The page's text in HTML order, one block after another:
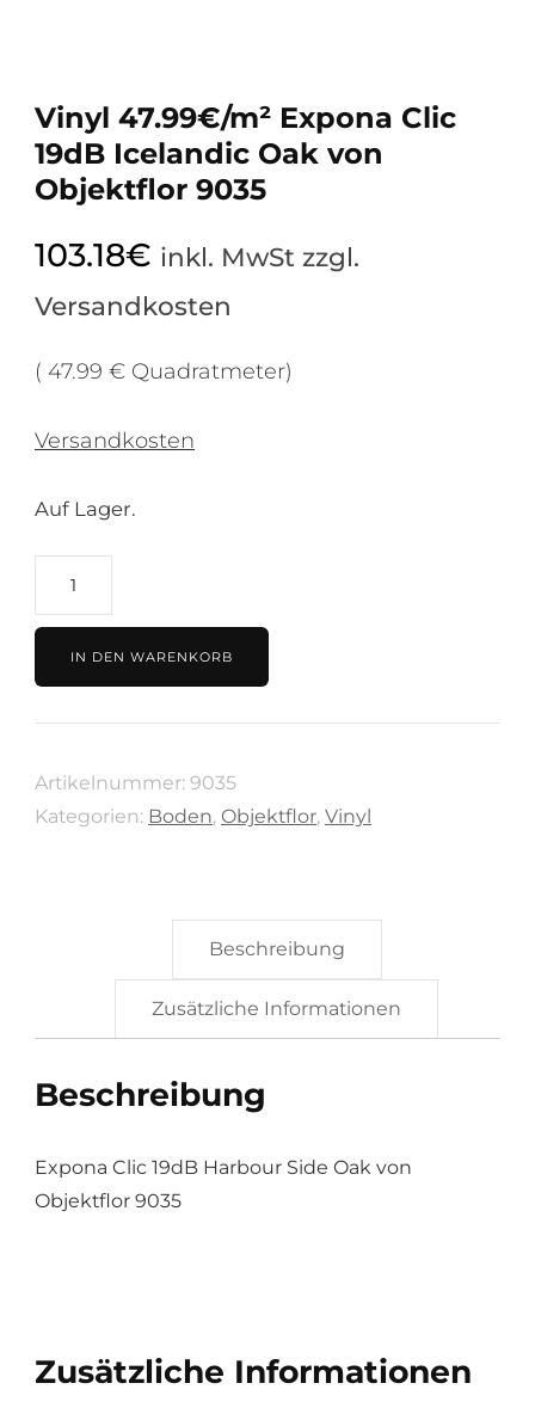
Vinyl 47.99€/m² Expona Clic
19dB Icelandic Oak von
Objektflor 9035
103.18€ inkl. MwSt zzgl.
Versandkosten
( 47.99 € Quadratmeter)
Versandkosten
Auf Lager.
47.99€/m²
Expona
Clic
19dB
Oak
von
IN DEN WARENKORB
Artikelnummer: 9035
Kategorien: Boden, Objektflor, Vinyl
Beschreibung
Zusätzliche Informationen
Beschreibung
Expona Clic 19dB Harbour Side Oak von
Objektflor 9035
Zusätzliche Informationen